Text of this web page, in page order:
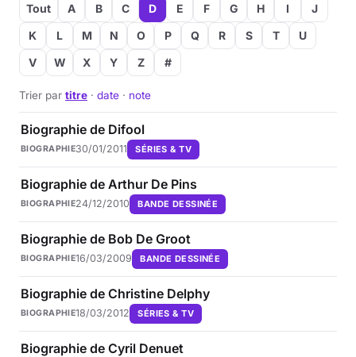
Tout A B C D E F G H I
J
K
L M N O P Q R S T
U
V
W X Y Z #
Trier par titre · date · note
Biographie de Difool
BIOGRAPHIE30/01/2011 SÉRIES & TV
Biographie de Arthur De Pins
BIOGRAPHIE24/12/2010 BANDE DESSINÉE
Biographie de Bob De Groot
BIOGRAPHIE16/03/2009 BANDE DESSINÉE
Biographie de Christine Delphy
BIOGRAPHIE18/03/2012 SÉRIES & TV
Biographie de Cyril Denuet